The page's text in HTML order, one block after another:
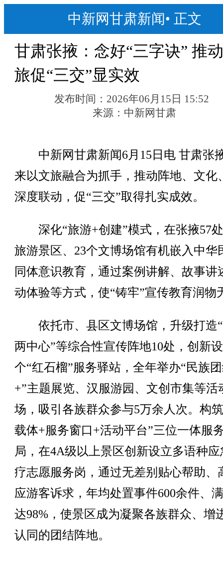
中新网甘肃新闻• 正文
甘肃张掖：念好“三字诀” 推
旅促“三交”显实效
发布时间： 2026年06月15日 15:52
来源： 中新网甘肃
中新网甘肃新闻6月15日电 甘肃张
来以文旅融合为抓手，推动阵地、文化
深度联动，促“三交”取得扎实成效。
深化“旅游+创建”模式，在张掖57
旅游景区、23个文博场馆有机嵌入中华
同体意识教育，通过案例讲解、故事讲
动体验等方式，使“铸牢”宣传教育润物
依托市、县区文博场馆，升级打造
两中心”等综合性宣传阵地10处，创新
个“红石榴”服务驿站，全年举办“民族
+”主题展览、汉服游园、文创市集等活
场，吸引各族群众参与5万余人次。构
载体+服务窗口+活动平台”三位一体服
局，在4A级以上景区创新设立多语种应
疗志愿服务岗，通过无差别贴心帮助、
应游客诉求，年均处置事件600余件、
达98%，使景区成为凝聚各族群众、增
认同的团结阵地。